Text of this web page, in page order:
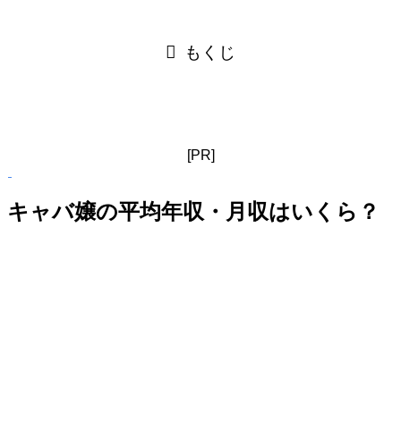
もくじ
[PR]
キャバ嬢の平均年収・月収はいくら？